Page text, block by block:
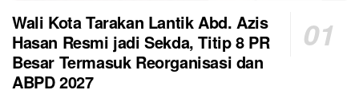
Wali Kota Tarakan Lantik Abd. Azis
Hasan Resmi jadi Sekda, Titip 8 PR
Besar Termasuk Reorganisasi dan
ABPD 2027